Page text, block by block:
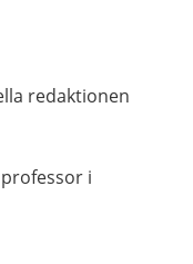
redaktionen
i